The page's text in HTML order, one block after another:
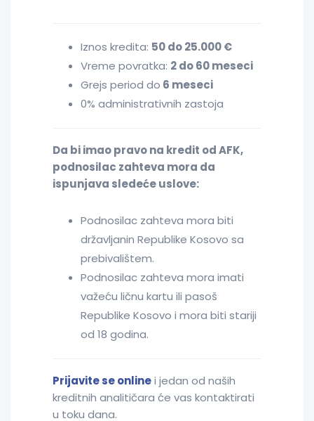
Iznos kredita: 50 do 25.000 €
Vreme povratka: 2 do 60 meseci
Grejs period do 6 meseci
0% administrativnih zastoja
Da bi imao pravo na kredit od AFK,
podnosilac zahteva mora da
ispunjava sledeće uslove:
Podnosilac zahteva mora biti
državljanin Republike Kosovo sa
prebivalištem.
Podnosilac zahteva mora imati
važeću ličnu kartu ili pasoš
Republike Kosovo i mora biti stariji
od 18 godina.
Prijavite se onlinei jedan od naših
kreditnih analitičara će vas kontaktirati
u toku dana.